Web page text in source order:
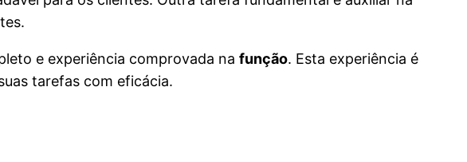
e experiência comprovada na função. Esta experiência é
tarefas com eficácia.